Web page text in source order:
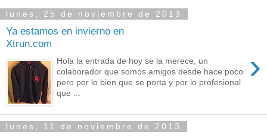
lunes, 25 de noviembre de 2013
Ya estamos en invierno en
Xtrun.com
›
Hola la entrada de hoy se la merece, un
colaborador que somos amigos desde hace poco
pero por lo bien que se porta y por lo profesional
que ...
lunes, 11 de noviembre de 2013